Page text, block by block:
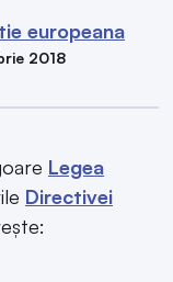
europeana
2018
Legea
Directivei